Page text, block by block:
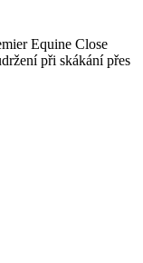
Equine Close
při skákání přes